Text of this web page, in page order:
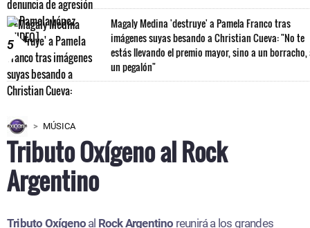
5
Magaly Medina 'destruye' a Pamela Franco tras
imágenes suyas besando a Christian Cueva: "No te
estás llevando el premio mayor, sino a un borracho,
un pegalón"
MÚSICA
Tributo Oxígeno al Rock
Argentino
Tributo Oxígeno al Rock Argentino reunirá a los grandes